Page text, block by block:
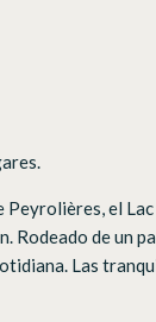
el
de un
Las